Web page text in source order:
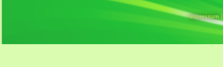
Impressum